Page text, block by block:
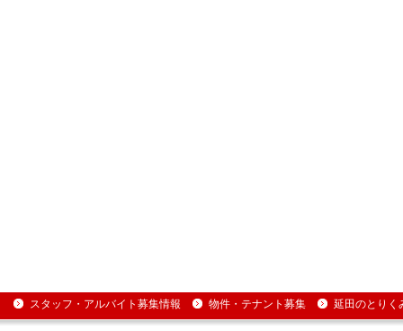
スタッフ・アルバイト募集情報 物件・テナント募集 延田のとりく